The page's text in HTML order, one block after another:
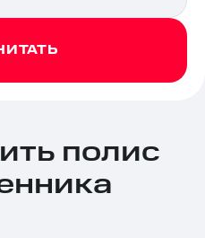
полис